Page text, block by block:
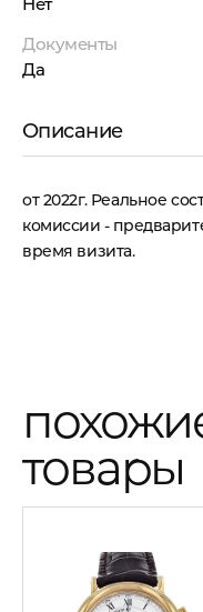
Документы
Да
Описание
от 2022г. Реальное
комиссии -
время визита.
товары